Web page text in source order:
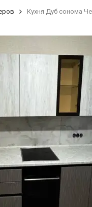
Кухня Дуб сонома